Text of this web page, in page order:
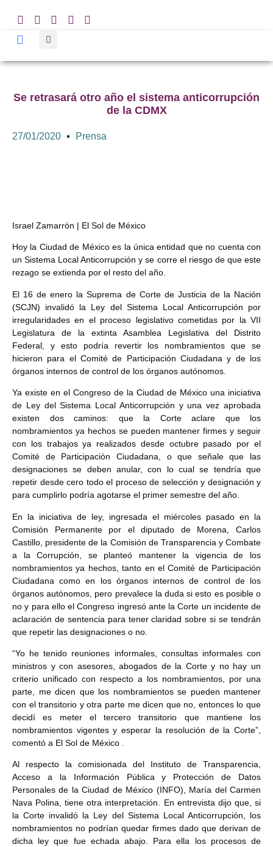
Se retrasará otro año el sistema anticorrupción
de la CDMX
27/01/2020 Prensa
Israel Zamarrón | El Sol de México
Hoy la Ciudad de México es la única entidad que no cuenta con
un Sistema Local Anticorrupción y se corre el riesgo de que este
rezago se extienda por el resto del año.
El 16 de enero la Suprema de Corte de Justicia de la Nación
(SCJN) invalidó la Ley del Sistema Local Anticorrupción por
irregularidades en el proceso legislativo cometidas por la VII
Legislatura de la extinta Asamblea Legislativa del Distrito
Federal, y esto podría revertir los nombramientos que se
hicieron para el Comité de Participación Ciudadana y de los
órganos internos de control de los órganos autónomos.
Ya existe en el Congreso de la Ciudad de México una iniciativa
de Ley del Sistema Local Anticorrupción y una vez aprobada
existen dos caminos: que la Corte aclare que los
nombramientos ya hechos se pueden mantener firmes y seguir
con los trabajos ya realizados desde octubre pasado por el
Comité de Participación Ciudadana, o que señale que las
designaciones se deben anular, con lo cual se tendría que
repetir desde cero todo el proceso de selección y designación y
para cumplirlo podría agotarse el primer semestre del año.
En la iniciativa de ley, ingresada el miércoles pasado en la
Comisión Permanente por el diputado de Morena, Carlos
Castillo, presidente de la Comisión de Transparencia y Combate
a la Corrupción, se planteó mantener la vigencia de los
nombramientos ya hechos, tanto en el Comité de Participación
Ciudadana como en los órganos internos de control de los
órganos autónomos, pero prevalece la duda si esto es posible o
no y para ello el Congreso ingresó ante la Corte un incidente de
aclaración de sentencia para tener claridad sobre si se tendrán
que repetir las designaciones o no.
“Yo he tenido reuniones informales, consultas informales con
ministros y con asesores, abogados de la Corte y no hay un
criterio unificado con respecto a los nombramientos, por una
parte, me dicen que los nombramientos se pueden mantener
con el transitorio y otra parte me dicen que no, entonces lo que
decidí es meter el tercero transitorio que mantiene los
nombramientos vigentes y esperar la resolución de la Corte”,
comentó a El Sol de México .
Al respecto la comisionada del Instituto de Transparencia,
Acceso a la Información Pública y Protección de Datos
Personales de la Ciudad de México (INFO), María del Carmen
Nava Polina, tiene otra interpretación. En entrevista dijo que, si
la Corte invalidó la Ley del Sistema Local Anticorrupción, los
nombramientos no podrían quedar firmes dado que derivan de
dicha ley que fue echada abajo. Para ella los procesos de